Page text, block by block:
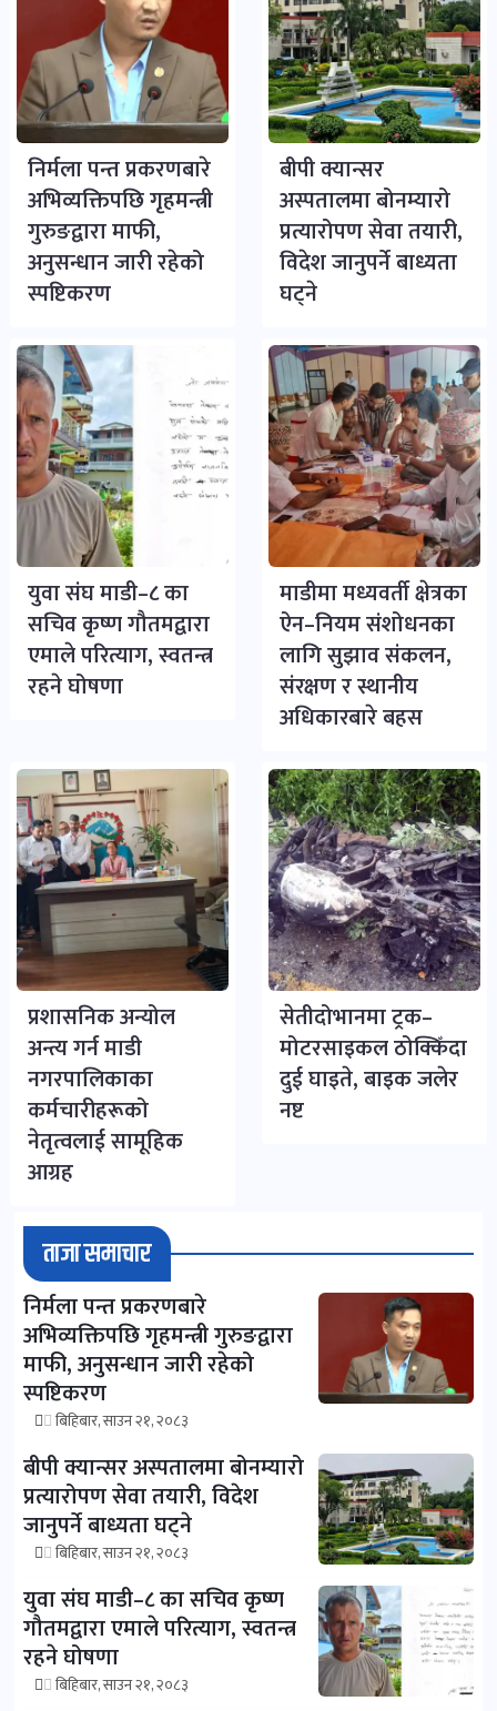
निर्मला पन्त प्रकरणबारे
अभिव्यक्तिपछि गृहमन्त्री
गुरुङद्वारा माफी,
अनुसन्धान जारी रहेको
स्पष्टिकरण
बीपी क्यान्सर
अस्पतालमा बोनम्यारो
प्रत्यारोपण सेवा तयारी,
विदेश जानुपर्ने बाध्यता
घट्ने
युवा संघ माडी–८ का
सचिव कृष्ण गौतमद्वारा
एमाले परित्याग, स्वतन्त्र
रहने घोषणा
माडीमा मध्यवर्ती क्षेत्रका
ऐन–नियम संशोधनका
लागि सुझाव संकलन,
संरक्षण र स्थानीय
अधिकारबारे बहस
प्रशासनिक अन्योल
अन्त्य गर्न माडी
नगरपालिकाका
कर्मचारीहरूको
नेतृत्वलाई सामूहिक
आग्रह
सेतीदोभानमा ट्रक–
मोटरसाइकल ठोक्किँदा
दुई घाइते, बाइक जलेर
नष्ट
ताजा समाचार
निर्मला पन्त प्रकरणबारे
अभिव्यक्तिपछि गृहमन्त्री गुरुङद्वारा
माफी, अनुसन्धान जारी रहेको
स्पष्टिकरण
बिहिबार, साउन २१, २०८३
बीपी क्यान्सर अस्पतालमा बोनम्यारो
प्रत्यारोपण सेवा तयारी, विदेश
जानुपर्ने बाध्यता घट्ने
बिहिबार, साउन २१, २०८३
युवा संघ माडी–८ का सचिव कृष्ण
गौतमद्वारा एमाले परित्याग, स्वतन्त्र
रहने घोषणा
बिहिबार, साउन २१, २०८३